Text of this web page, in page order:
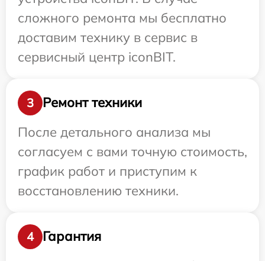
сложного ремонта мы бесплатно
доставим технику в сервис в
сервисный центр iconBIT.
3
Ремонт техники
После детального анализа мы
согласуем с вами точную стоимость,
график работ и приступим к
восстановлению техники.
4
Гарантия